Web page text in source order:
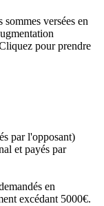
versées en
pour prendre
par l'opposant)
et payés par
en
excédant 5000€.